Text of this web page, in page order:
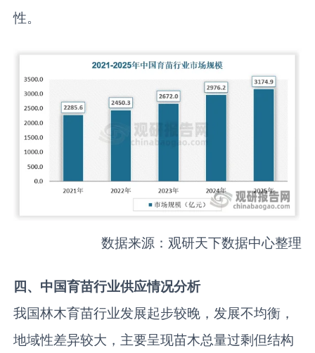
性。
数据来源：观研天下数据中心整理
四、中国育苗行业供应情况分析
我国林木育苗行业发展起步较晚，发展不均衡，
地域性差异较大，主要呈现苗木总量过剩但结构